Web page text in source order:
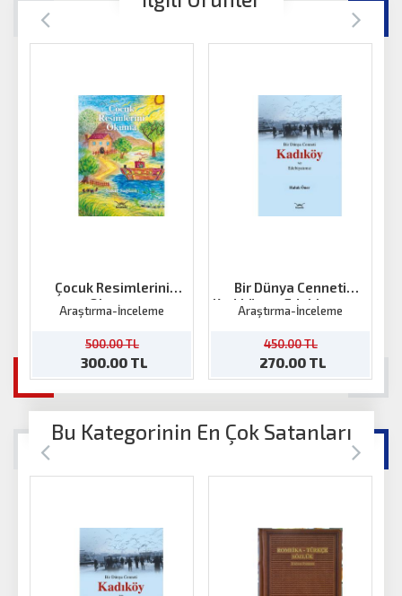
Çocuk Resimlerini
Okuma
Araştırma-İnceleme
500.00 TL
300.00 TL
Bir Dünya Cenneti
Kadıköy ve Edebiyatımız
Araştırma-İnceleme
450.00 TL
270.00 TL
Bu Kategorinin En Çok Satanları